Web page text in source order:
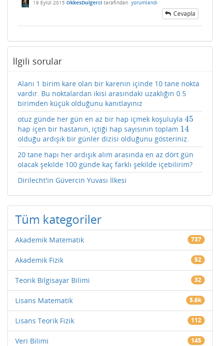
19 Eylül 2015 OkkesDulgerci tarafından yorumlandı
Cevapla
İlgili sorular
Alanı 1 birim kare olan bir karenin içinde 10 tane nokta
vardır. Bu noktalardan ikisi arasındaki uzaklığın 0.5
birimden küçük olduğunu kanıtlayınız
otuz günde her gün en az bir hap içmek koşuluyla 45
45
hap içen bir hastanın, içtiği hap sayısının toplam 14
14
olduğu ardışık bir günler dizisi olduğunu gösteriniz.
20 tane hapı her ardışık alım arasında en az dört gün
olacak şekilde 100 günde kaç farklı şekilde içebilirim?
Dirilecht'in Güvercin Yuvası İlkesi
Tüm kategoriler
Akademik Matematik 737
Akademik Fizik 52
Teorik Bilgisayar Bilimi 32
Lisans Matematik 5.6k
Lisans Teorik Fizik 112
Veri Bilimi 145